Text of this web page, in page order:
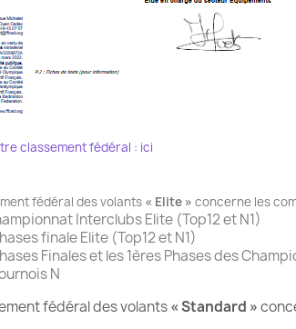
classement fédéral : ici
fédéral des volants « Elite » concerne les
Interclubs Elite (Top12 et N1)
finale Elite (Top12 et N1)
Finales et les 1ères Phases des
N
fédéral des volants« Standard »